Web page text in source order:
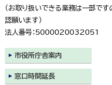
（お取り扱いできる業務は一部で
認願います）
法人番号：5000020032051
市役所庁舎案内
窓口時間延長